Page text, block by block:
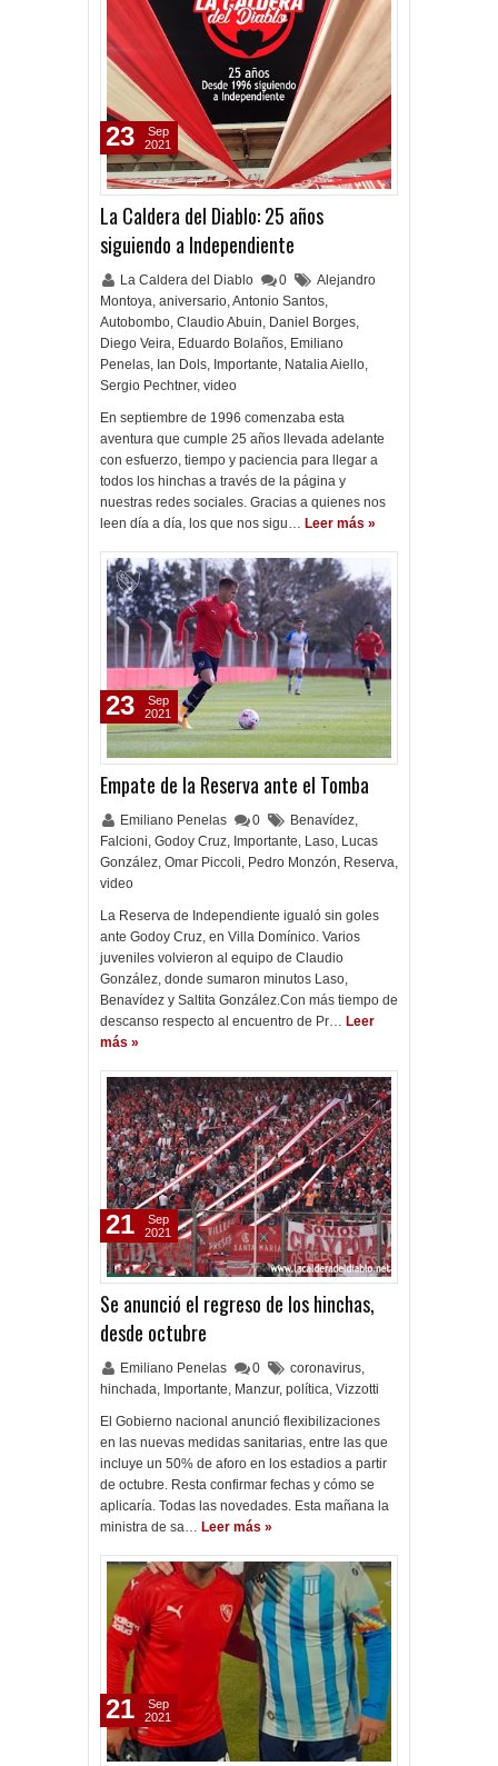
La Caldera del Diablo: 25 años
siguiendo a Independiente
La Caldera del Diablo 0
Alejandro
Montoya, aniversario,Antonio Santos,
Autobombo, Claudio Abuin, Daniel Borges,
Diego Veira, Eduardo Bolaños, Emiliano
Penelas, Ian Dols, Importante, Natalia Aiello,
Sergio Pechtner, video
En septiembre de 1996 comenzaba esta
aventura que cumple 25 años llevada adelante
con esfuerzo, tiempo y paciencia para llegar a
todos los hinchas a través de la página y
nuestras redes sociales. Gracias a quienes nos
leen día a día, los que nos sigu… Leer más »
23
Sep
2021
Empate de la Reserva ante el Tomba
Emiliano Penelas 0 Benavídez,
Falcioni, Godoy Cruz, Importante, Laso, Lucas
González, Omar Piccoli, Pedro Monzón, Reserva,
video
La Reserva de Independiente igualó sin goles
ante Godoy Cruz, en Villa Domínico. Varios
juveniles volvieron al equipo de Claudio
González, donde sumaron minutos Laso,
Benavídez y Saltita González.Con más tiempo de
descanso respecto al encuentro de Pr… Leer
más »
23
Sep
2021
Se anunció el regreso de los hinchas,
desde octubre
Emiliano Penelas 0 coronavirus,
hinchada, Importante, Manzur, política, Vizzotti
El Gobierno nacional anunció flexibilizaciones
en las nuevas medidas sanitarias, entre las que
incluye un 50% de aforo en los estadios a partir
de octubre. Resta confirmar fechas y cómo se
aplicaría. Todas las novedades. Esta mañana la
ministra de sa… Leer más »
21
Sep
2021
21
Sep
2021